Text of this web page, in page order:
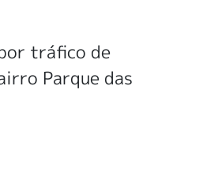
tráfico de
Parque das